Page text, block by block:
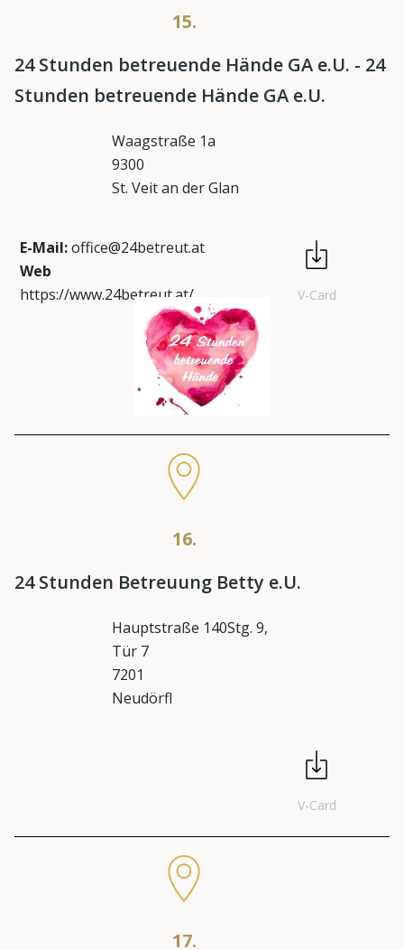
15.
24 Stunden betreuende Hände GA e.U. - 24
Stunden betreuende Hände GA e.U.
Waagstraße 1a
9300
St. Veit an der Glan
E-Mail:office@24betreut.at
Web
https://www.24betreut.at/
V-Card
16.
24 Stunden Betreuung Betty e.U.
Hauptstraße 140Stg. 9,
Tür 7
7201
Neudörfl
V-Card
17.